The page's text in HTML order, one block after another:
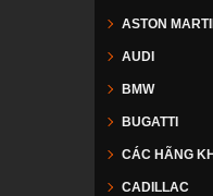
ASTON
AUDI
BMW
BUGATTI
CÁC HÃNG
CADILLAC